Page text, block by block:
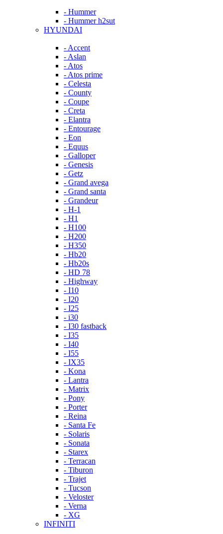
- Hummer
- Hummer h2sut
HYUNDAI
- Accent
- Aslan
- Atos
- Atos prime
- Celesta
- County
- Coupe
- Creta
- Elantra
- Entourage
- Eon
- Equus
- Galloper
- Genesis
- Getz
- Grand avega
- Grand santa
- Grandeur
- H-1
- H1
- H100
- H200
- H350
- Hb20
- Hb20s
- HD 78
- Highway
- I10
- I20
- I25
- i30
- I30 fastback
- I35
- I40
- I55
- IX35
- Kona
- Lantra
- Matrix
- Pony
- Porter
- Reina
- Santa Fe
- Solaris
- Sonata
- Starex
- Terracan
- Tiburon
- Trajet
- Tucson
- Veloster
- Verna
- XG
INFINITI